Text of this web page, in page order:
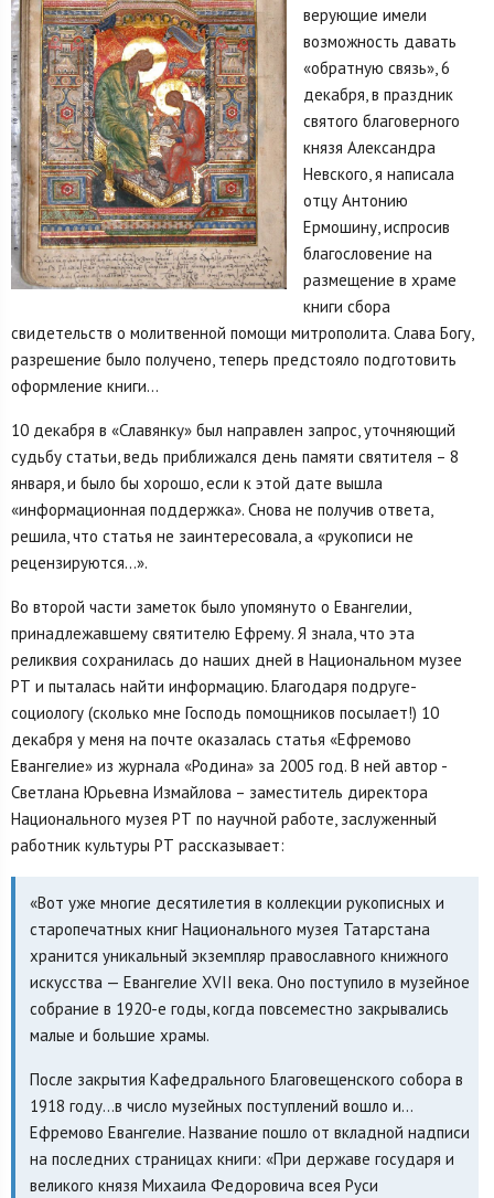
верующие имели
возможность давать
«обратную связь», 6
декабря, в праздник
святого благоверного
князя Александра
Невского, я написала
отцу Антонию
Ермошину, испросив
благословение на
размещение в храме
книги сбора
свидетельств о молитвенной помощи митрополита. Слава Богу,
разрешение было получено, теперь предстояло подготовить
оформление книги…
10 декабря в «Славянку» был направлен запрос, уточняющий
судьбу статьи, ведь приближался день памяти святителя – 8
января, и было бы хорошо, если к этой дате вышла
«информационная поддержка». Снова не получив ответа,
решила, что статья не заинтересовала, а «рукописи не
рецензируются…».
Во второй части заметок было упомянуто о Евангелии,
принадлежавшему святителю Ефрему. Я знала, что эта
реликвия сохранилась до наших дней в Национальном музее
РТ и пыталась найти информацию. Благодаря подруге-
социологу (сколько мне Господь помощников посылает!) 10
декабря у меня на почте оказалась статья «Ефремово
Евангелие» из журнала «Родина» за 2005 год. В ней автор -
Светлана Юрьевна Измайлова – заместитель директора
Национального музея РТ по научной работе, заслуженный
работник культуры РТ рассказывает:
«Вот уже многие десятилетия в коллекции рукописных и
старопечатных книг Национального музея Татарстана
хранится уникальный экземпляр православного книжного
искусства — Евангелие XVII века. Оно поступило в музейное
собрание в 1920-е годы, когда повсеместно закрывались
малые и большие храмы.
После закрытия Кафедрального Благовещенского собора в
1918 году…в число музейных поступлений вошло и…
Ефремово Евангелие. Название пошло от вкладной надписи
на последних страницах книги: «При державе государя и
великого князя Михаила Федоровича всея Руси